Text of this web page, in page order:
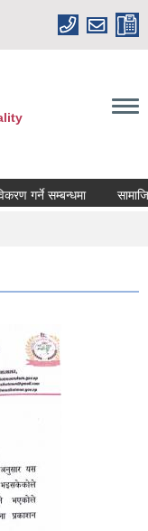
गर्ने सम्बन्धमा